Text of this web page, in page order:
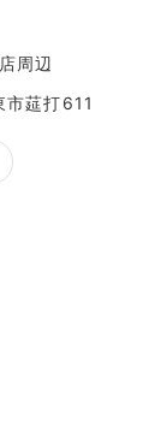
周辺
市莚打611